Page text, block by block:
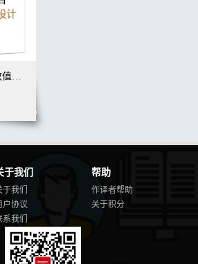
平衡掌控者——游戏数值经济设计
于我们
于我们
户协议
系我们
帮助
作译者帮助
关于积分